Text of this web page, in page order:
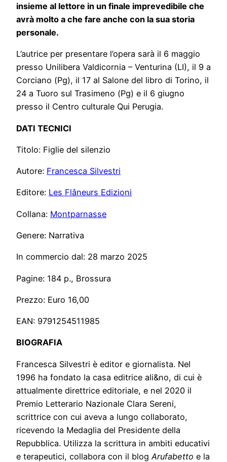
insieme al lettore in un finale imprevedibile che
avrà molto a che fare anche con la sua storia
personale.
L’autrice per presentare l’opera sarà il 6 maggio
presso Unilibera Valdicornia – Venturina (LI), il 9 a
Corciano (Pg), il 17 al Salone del libro di Torino, il
24 a Tuoro sul Trasimeno (Pg) e il 6 giugno
presso il Centro culturale Qui Perugia.
DATI TECNICI
Titolo: Figlie del silenzio
Autore: Francesca Silvestri
Editore: Les Flâneurs Edizioni
Collana: Montparnasse
Genere: Narrativa
In commercio dal: 28 marzo 2025
Pagine: 184 p., Brossura
Prezzo: Euro 16,00
EAN: 9791254511985
BIOGRAFIA
Francesca Silvestri è editor e giornalista. Nel
1996 ha fondato la casa editrice ali&no, di cui è
attualmente direttrice editoriale, e nel 2020 il
Premio Letterario Nazionale Clara Sereni,
scrittrice con cui aveva a lungo collaborato,
ricevendo la Medaglia del Presidente della
Repubblica. Utilizza la scrittura in ambiti educativi
e terapeutici, collabora con il blog Arufabetto e la